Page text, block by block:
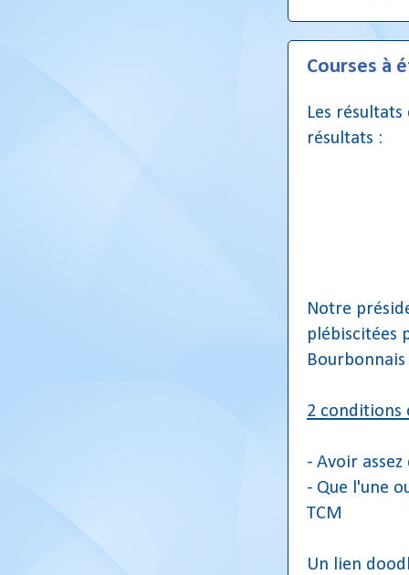
Courses à
Les
résultats :
Notre
plébiscitées
2 conditions
- Avoir
- Que l'une
TCM
Un lien